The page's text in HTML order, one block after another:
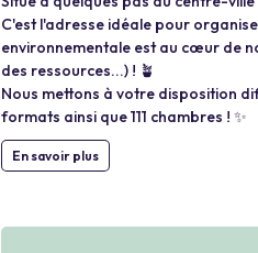
C'est l'adresse idéale pour
environnementale est au cœur de
des ressources...) ! 🪴
Nous mettons à votre disposition
formats ainsi que 111 chambres ! ✨
En savoir plus